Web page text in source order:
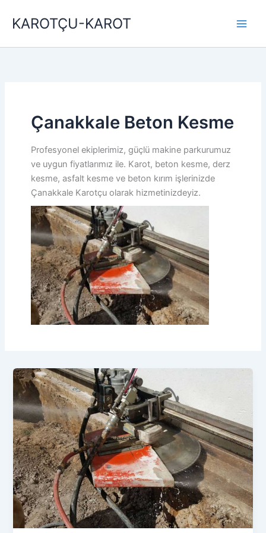
atlaKAROTÇU-KAROT
Çanakkale Beton Kesme
Profesyonel ekiplerimiz, güçlü makine parkurumuz
ve uygun fiyatlarımız ile. Karot, beton kesme, derz
kesme, asfalt kesme ve beton kırım işlerinizde
Çanakkale Karotçu olarak hizmetinizdeyiz.